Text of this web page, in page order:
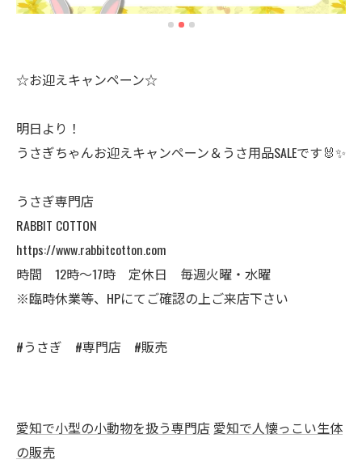
☆お迎えキャンペーン☆
明日より！
うさぎちゃんお迎えキャンペーン＆うさ用品SALEです🐰✨
うさぎ専門店
RABBIT COTTON
https://www.rabbitcotton.com
時間 12時〜17時 定休日 毎週火曜・水曜
※臨時休業等、HPにてご確認の上ご来店下さい
#うさぎ #専門店 #販売
愛知で小型の小動物を扱う専門店 愛知で人懐っこい生体
の販売